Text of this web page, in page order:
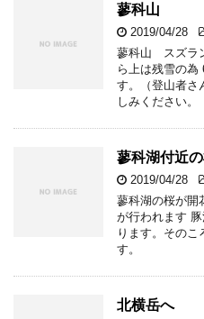
蓼科山
2019/04/28
蓼科山 スズラ
ら上は残雪の為
す。（登山者さ
しみください。
蓼科湖付近
2019/04/28
蓼科湖の桜が開
が行われます
ります。そのこ
す。
北横岳へ